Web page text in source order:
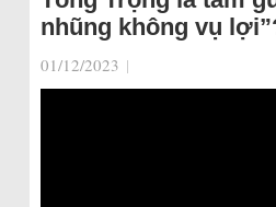
nhũng không vụ
01/12/2023 |